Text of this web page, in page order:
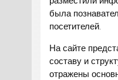
была
посетителей.
На сайте
составу и
отражены